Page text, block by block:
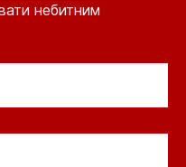
небитним